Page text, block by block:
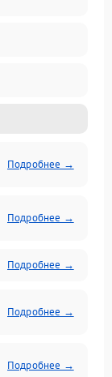
Подробнее →
Подробнее →
Подробнее →
Подробнее →
Подробнее →